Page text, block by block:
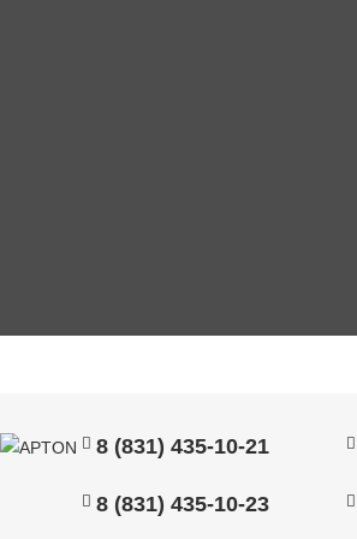
8 (831) 435-10-21
8 (831) 435-10-23